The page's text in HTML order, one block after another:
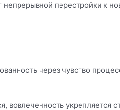
непрерывной перестройки к
через чувство
вовлеченность укрепляется